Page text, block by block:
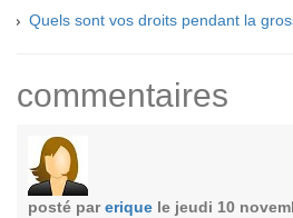
Quels sont vos droits pendant la
commentaires
posté parerique le jeudi 10